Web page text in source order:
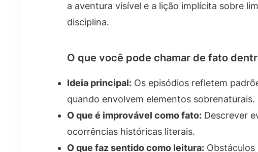
a aventura visível e a lição implícita sobre
disciplina.
O que você pode chamar de fato
Ideia principal: Os episódios refletem
quando envolvem elementos sobrenaturais.
O que é improvável como fato: Descrever
ocorrências históricas literais.
O que faz sentido como leitura: